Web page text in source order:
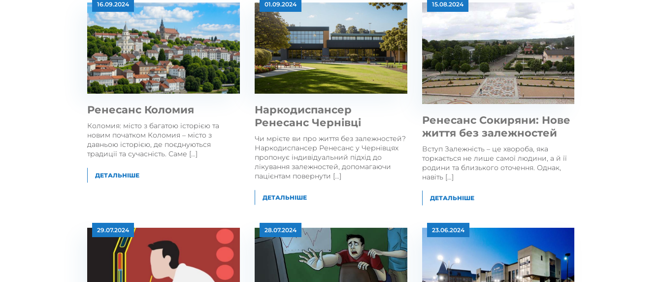
Ренесанс Коломия
16.09.2024
Коломия: місто з багатою історією та
новим початком Коломия – місто з
давньою історією, де поєднуються
традиції та сучасність. Саме […]
ДЕТАЛЬНІШЕ
Наркодиспансер
Ренесанс Чернівці
01.09.2024
Чи мрієте ви про життя без залежностей?
Наркодиспансер Ренесанс у Чернівцях
пропонує індивідуальний підхід до
лікування залежностей, допомагаючи
пацієнтам повернути […]
ДЕТАЛЬНІШЕ
Ренесанс Сокиряни: Нове
життя без залежностей
15.08.2024
Вступ Залежність – це хвороба, яка
торкається не лише самої людини, а й її
родини та близького оточення. Однак,
навіть […]
ДЕТАЛЬНІШЕ
29.07.2024 28.07.2024 23.06.2024